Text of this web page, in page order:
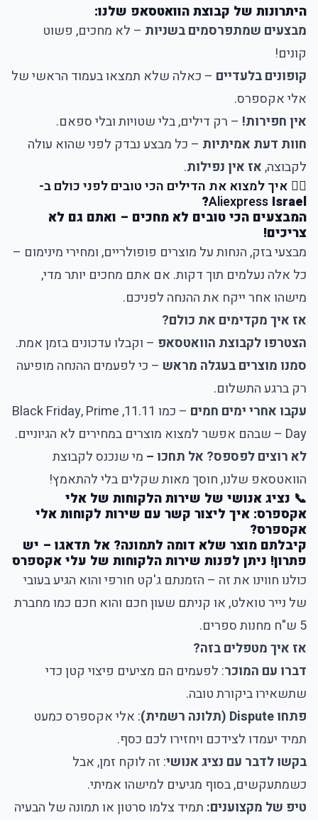
היתרונות של קבוצת הוואטסאפ שלנו:
מבצעים שמתפרסמים בשניות – לא מחכים, פשוט
קונים!
קופונים בלעדיים – כאלה שלא תמצאו בעמוד הראשי של
אלי אקספרס.
אין חפירות! – רק דילים, בלי שטויות ובלי ספאם.
חוות דעת אמיתיות – כל מבצע נבדק לפני שהוא עולה
לקבוצה,אז אין נפילות.
🕵️‍♂️ איך למצוא את הדילים הכי טובים לפני כולם ב-
Aliexpress Israel?
המבצעים הכי טובים לא מחכים – ואתם גם לא
צריכים!
מבצעי בזק, הנחות על מוצרים פופולריים, ומחירי מינימום –
כל אלה נעלמים תוך דקות. אם אתם מחכים יותר מדי,
מישהו אחר ייקח את ההנחה לפניכם.
אז איך מקדימים את כולם?
הצטרפו לקבוצת הוואטסאפ – וקבלו עדכונים בזמן אמת.
סמנו מוצרים בעגלה מראש – כי לפעמים ההנחה מופיעה
רק ברגע התשלום.
עקבו אחרי ימים חמים
– כמו 11.11, Black Friday, Prime
Day – שבהם אפשר למצוא מוצרים במחירים לא הגיוניים.
לא רוצים לפספס? אל תחכו – מי שנכנס לקבוצת
הוואטסאפ שלנו, חוסך מאות שקלים בלי להתאמץ!
📞 נציג אנושי של שירות הלקוחות של אלי
אקספרס: איך ליצור קשר עם שירות לקוחות אלי
אקספרס?
קיבלתם מוצר שלא דומה לתמונה? אל תדאגו – יש
פתרון! ניתן לפנות שירות הלקוחות של עלי אקספרס
כולנו חווינו את זה – הזמנתם ג'קט חורפי והוא הגיע בעובי
של נייר טואלט, או קניתם שעון חכם והוא חכם כמו מחברת
5 ש"ח מחנות ספרים.
אז איך מטפלים בזה?
דברו עם המוכר: לפעמים הם מציעים פיצוי קטן כדי
שתשאירו ביקורת טובה.
פתחו Dispute (תלונה רשמית)
: אלי אקספרס כמעט
תמיד יעמדו לצידכם ויחזירו לכם כסף.
בקשו לדבר עם נציג אנושי: זה לוקח זמן, אבל
כשמתעקשים, בסוף מגיעים למישהו אמיתי.
טיפ של מקצוענים: תמיד צלמו סרטון או תמונה של הבעיה